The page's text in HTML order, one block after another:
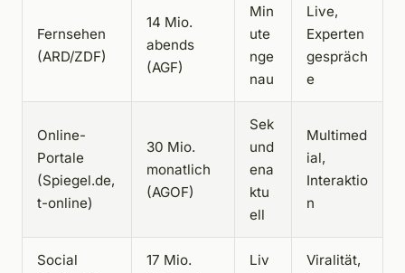
Fernsehen
(ARD/ZDF)
14 Mio.
abends
(AGF)
Min
ute
nge
nau
Live,
Experten
gespräch
e
Online-
Portale
(Spiegel.de,
t-online)
30 Mio.
monatlich
(AGOF)
Sek
und
ena
ktu
ell
Multimed
ial,
Interaktio
n
Social
17 Mio.
Liv
Viralität,